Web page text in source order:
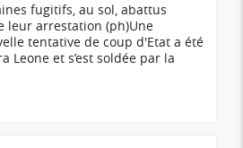
fugitifs, au sol, abattus
leur arrestation (ph)Une
tentative de coup d'Etat a été
Leone et s’est soldée par la